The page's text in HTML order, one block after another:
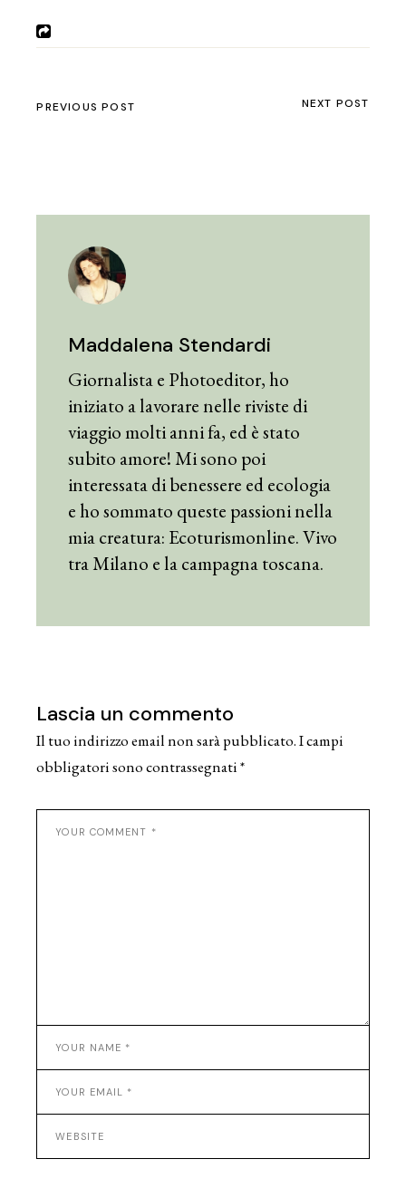
PREVIOUS POST NEXT POST
Maddalena Stendardi
Giornalista e Photoeditor, ho
iniziato a lavorare nelle riviste di
viaggio molti anni fa, ed è stato
subito amore! Mi sono poi
interessata di benessere ed ecologia
e ho sommato queste passioni nella
mia creatura: Ecoturismonline. Vivo
tra Milano e la campagna toscana.
Lascia un commento
Il tuo indirizzo email non sarà pubblicato.I campi
obbligatori sono contrassegnati*